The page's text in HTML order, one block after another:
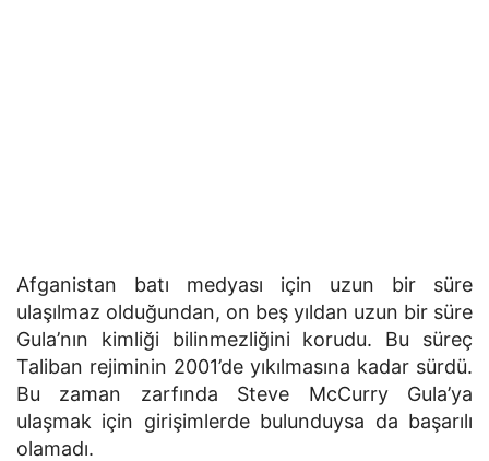
Afganistan batı medyası için uzun bir süre
ulaşılmaz olduğundan, on beş yıldan uzun bir süre
Gula’nın kimliği bilinmezliğini korudu. Bu süreç
Taliban rejiminin 2001’de yıkılmasına kadar sürdü.
Bu zaman zarfında Steve McCurry Gula’ya
ulaşmak için girişimlerde bulunduysa da başarılı
olamadı.